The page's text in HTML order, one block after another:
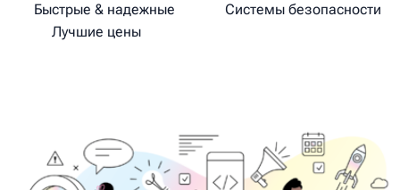
Быстрые & надежные
Системы безопасности
Лучшие цены